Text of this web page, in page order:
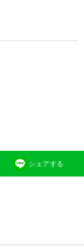
シェアする